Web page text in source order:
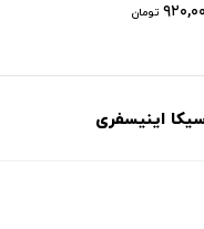
تومان
اینیسفری